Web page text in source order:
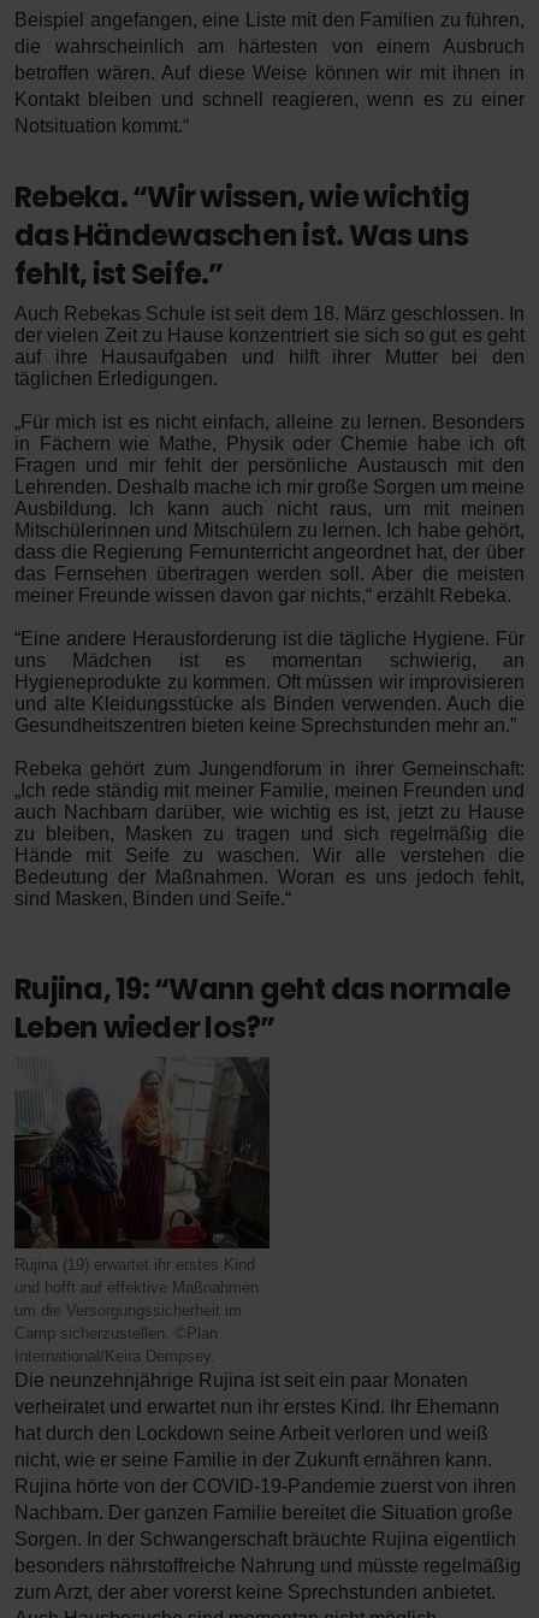
Beispiel angefangen, eine Liste mit den Familien zu führen,
die wahrscheinlich am härtesten von einem Ausbruch
betroffen wären. Auf diese Weise können wir mit ihnen in
Kontakt bleiben und schnell reagieren, wenn es zu einer
Notsituation kommt.“
Rebeka. “Wir wissen, wie wichtig
das Händewaschen ist. Was uns
fehlt, ist Seife.”
Auch Rebekas Schule ist seit dem 18. März geschlossen. In
der vielen Zeit zu Hause konzentriert sie sich so gut es geht
auf ihre Hausaufgaben und hilft ihrer Mutter bei den
täglichen Erledigungen.
„Für mich ist es nicht einfach, alleine zu lernen. Besonders
in Fächern wie Mathe, Physik oder Chemie habe ich oft
Fragen und mir fehlt der persönliche Austausch mit den
Lehrenden. Deshalb mache ich mir große Sorgen um meine
Ausbildung. Ich kann auch nicht raus, um mit meinen
Mitschülerinnen und Mitschülern zu lernen. Ich habe gehört,
dass die Regierung Fernunterricht angeordnet hat, der über
das Fernsehen übertragen werden soll. Aber die meisten
meiner Freunde wissen davon gar nichts,“ erzählt Rebeka.
“Eine andere Herausforderung ist die tägliche Hygiene. Für
uns Mädchen ist es momentan schwierig, an
Hygieneprodukte zu kommen. Oft müssen wir improvisieren
und alte Kleidungsstücke als Binden verwenden. Auch die
Gesundheitszentren bieten keine Sprechstunden mehr an.”
Rebeka gehört zum Jungendforum in ihrer Gemeinschaft:
„Ich rede ständig mit meiner Familie, meinen Freunden und
auch Nachbarn darüber, wie wichtig es ist, jetzt zu Hause
zu bleiben, Masken zu tragen und sich regelmäßig die
Hände mit Seife zu waschen. Wir alle verstehen die
Bedeutung der Maßnahmen. Woran es uns jedoch fehlt,
sind Masken, Binden und Seife.“
Rujina, 19: “Wann geht das normale
Leben wieder los?”
Rujina (19) erwartet ihr erstes Kind
und hofft auf effektive Maßnahmen
um die Versorgungssicherheit im
Camp sicherzustellen. ©Plan
International/Keira Dempsey.
Die neunzehnjährige Rujina ist seit ein paar Monaten
verheiratet und erwartet nun ihr erstes Kind. Ihr Ehemann
hat durch den Lockdown seine Arbeit verloren und weiß
nicht, wie er seine Familie in der Zukunft ernähren kann.
Rujina hörte von der COVID-19-Pandemie zuerst von ihren
Nachbarn. Der ganzen Familie bereitet die Situation große
Sorgen. In der Schwangerschaft bräuchte Rujina eigentlich
besonders nährstoffreiche Nahrung und müsste regelmäßig
zum Arzt, der aber vorerst keine Sprechstunden anbietet.